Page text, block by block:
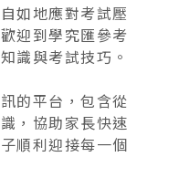
如地應對考試壓
迎到學究匯參考
識與考試技巧。
的平台，包含從
，協助家長快速
順利迎接每一個